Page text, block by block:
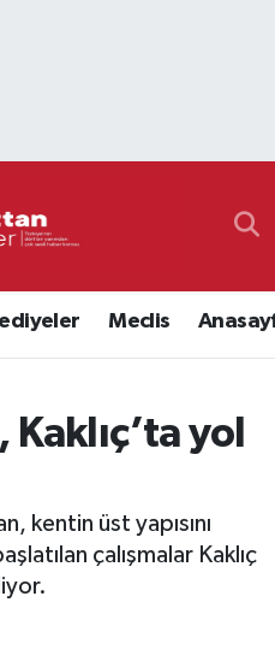
Meclis
Kaklıç’ta yol
kentin üst yapısını
çalışmalar Kaklıç
ve Fikstür